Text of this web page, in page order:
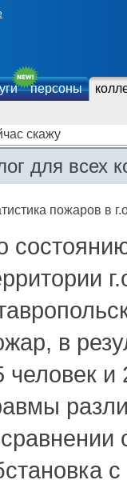
персоны
скажу
для всех
пожаров в
в
человек и